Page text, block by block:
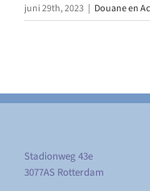
juni 29th, 2023 | Douane en
Stadionweg 43e
3077AS Rotterdam